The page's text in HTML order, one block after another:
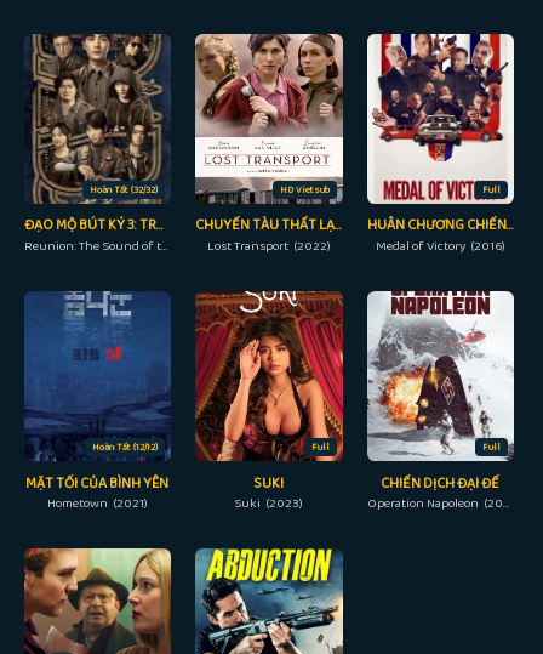
Hoàn Tất (32/32)
ĐẠO MỘ BÚT KÝ 3: TRÙNG KHỞI – CỰC HẢI THÍNH LÔI
Reunion: The Sound of the Providence (2020)
HD Vietsub
CHUYẾN TÀU THẤT LẠC
Lost Transport (2022)
Full
HUÂN CHƯƠNG CHIẾN THẮNG
Medal of Victory (2016)
Hoàn Tất (12/12)
MẶT TỐI CỦA BÌNH YÊN
Hometown (2021)
Full
SUKI
Suki (2023)
Full
CHIẾN DỊCH ĐẠI ĐẾ
Operation Napoleon (2023)